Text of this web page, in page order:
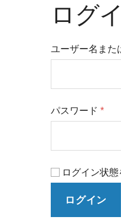
ログ
ユーザー名また
パスワード *
ログイン状
ログイン